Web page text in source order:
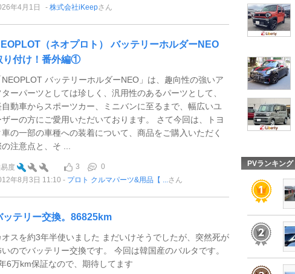
年4月1日
株式会社iKeepさん
（ネオプロト） バッテリーホルダーNEO
り付け！番外編①
NEOPLOT バッテリーホルダーNEO」は、趣向性の強いア
ターパーツとしては珍しく、汎用性のあるパーツとして、
自動車からスポーツカー、ミニバンに至るまで、幅広いユ
ザーの方にご愛用いただいております。 さて今回は、トヨ
車の一部の車種への装着について、商品をご購入いただく
の注意点と、そ ...
度 3
0
年8月3日 11:10
プロト クルマパーツ&用品【 ... さん
ッテリー交換。86825km
オスを約3年半使いました まだいけそうでしたが、突然死が
いのでバッテリー交換です。 今回は韓国産のバルタです。
6万km保証なので、期待してます
PVランキング